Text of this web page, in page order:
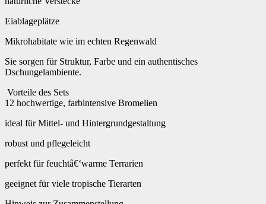
Eiablageplätze
Mikrohabitate wie im echten Regenwald
Sie sorgen für Struktur, Farbe und ein authentisches
Dschungelambiente.
Vorteile des Sets
12 hochwertige, farbintensive Bromelien
ideal für Mittel- und Hintergrundgestaltung
robust und pflegeleicht
perfekt für feuchtâ€‘warme Terrarien
geeignet für viele tropische Tierarten